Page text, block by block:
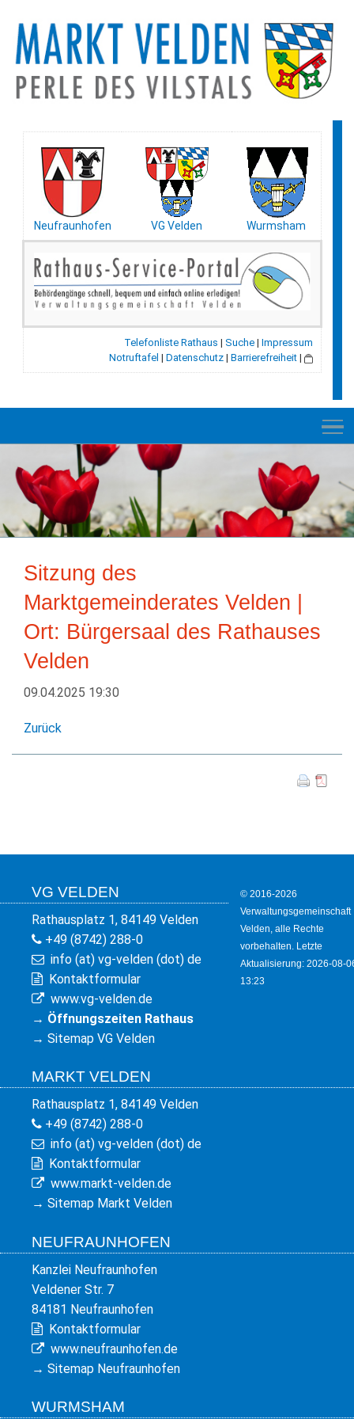
Neufraunhofen VG Velden Wurmsham
Telefonliste Rathaus | Suche | Impressum
Notruftafel | Datenschutz | Barrierefreiheit |
NEUES
RATHAUS
VELDEN
GESCHICHTE
LEBEN+WOHNEN
FREIZEIT
Sitzung des
Marktgemeinderates Velden |
Ort: Bürgersaal des Rathauses
Velden
09.04.2025 19:30
Zurück
VG VELDEN
Rathausplatz 1, 84149 Velden
+49 (8742) 288-0
info (at) vg-velden (dot) de
Kontaktformular
www.vg-velden.de
→ Öffnungszeiten Rathaus
→ Sitemap VG Velden
MARKT VELDEN
Rathausplatz 1, 84149 Velden
+49 (8742) 288-0
info (at) vg-velden (dot) de
Kontaktformular
www.markt-velden.de
→ Sitemap Markt Velden
NEUFRAUNHOFEN
Kanzlei Neufraunhofen
Veldener Str. 7
84181 Neufraunhofen
Kontaktformular
www.neufraunhofen.de
→ Sitemap Neufraunhofen
WURMSHAM
© 2016-2026
Verwaltungsgemeinschaft
Velden, alle Rechte
vorbehalten. Letzte
Aktualisierung: 2026-08-
13:23